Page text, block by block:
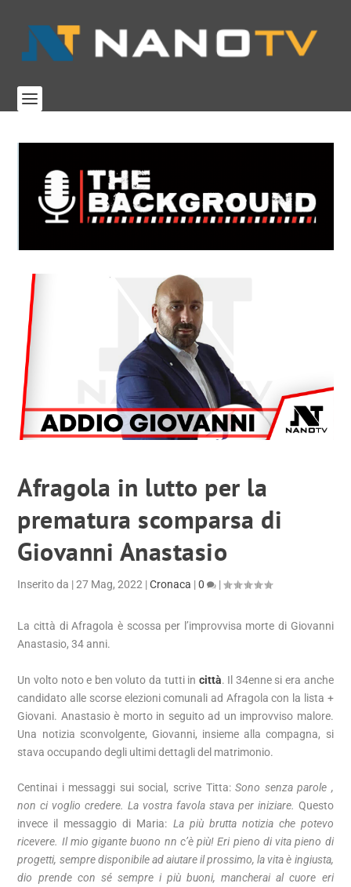
Afragola in lutto per la
prematura scomparsa di
Giovanni Anastasio
Inserito da |27 Mag, 2022 |Cronaca |0 |
La città di Afragola è scossa per l’improvvisa morte di Giovanni
Anastasio, 34 anni.
Un volto noto e ben voluto da tutti in città. Il 34enne si era anche
candidato alle scorse elezioni comunali ad Afragola con la lista +
Giovani. Anastasio è morto in seguito ad un improvviso malore.
Una notizia sconvolgente, Giovanni, insieme alla compagna, si
stava occupando degli ultimi dettagli del matrimonio.
Centinai i messaggi sui social, scrive Titta:Sono senza parole ,
non ci voglio credere. La vostra favola stava per iniziare. Questo
invece il messaggio di Maria: La più brutta notizia che potevo
ricevere. Il mio gigante buono nn c’è più! Eri pieno di vita pieno di
progetti, sempre disponibile ad aiutare il prossimo, la vita è ingiusta,
dio prende con sé sempre i più buoni, mancherai al cuore eri